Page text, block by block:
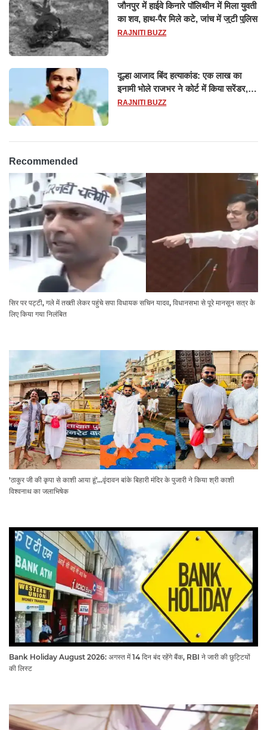
जौनपुर में हाईवे किनारे पॉलिथीन में मिला युवती
का शव, हाथ-पैर मिले कटे, जांच में जुटी पुलिस
RAJNITI BUZZ
दूल्हा आजाद बिंद हत्याकांड: एक लाख का
इनामी भोले राजभर ने कोर्ट में किया सरेंडर,
14 दिन के लिए भेजा गया जेल
RAJNITI BUZZ
Recommended
सिर पर पट्टी, गले में तख्ती लेकर पहुंचे सपा विधायक सचिन यादव, विधानसभा से पूरे मानसून सत्र के
लिए किया गया निलंबित
'ठाकुर जी की कृपा से काशी आया हूं'...वृंदावन बांके बिहारी मंदिर के पुजारी ने किया श्री काशी
विश्वनाथ का जलाभिषेक
Bank Holiday August 2026: अगस्त में 14 दिन बंद रहेंगे बैंक, RBI ने जारी की छुट्टियों
की लिस्ट​​​​​​​